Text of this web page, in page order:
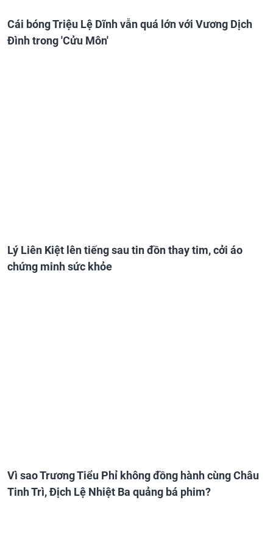
Cái bóng Triệu Lệ Dĩnh vẫn quá lớn với Vương Dịch
Đình trong 'Cửu Môn'
Lý Liên Kiệt lên tiếng sau tin đồn thay tim, cởi áo
chứng minh sức khỏe
Vì sao Trương Tiểu Phỉ không đồng hành cùng Châu
Tinh Trì, Địch Lệ Nhiệt Ba quảng bá phim?